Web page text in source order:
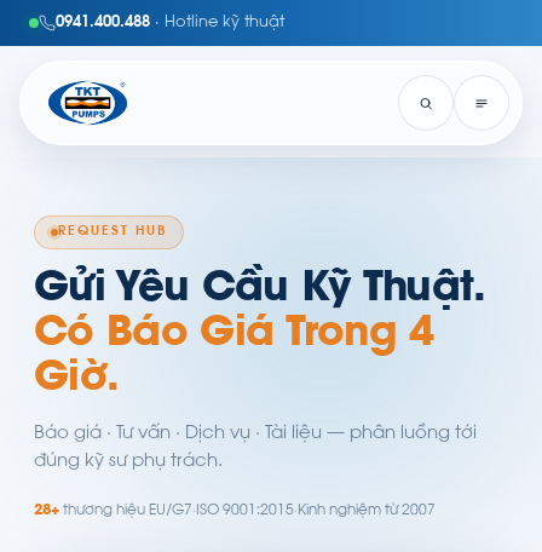
0941.400.488 · Hotline kỹ thuật
REQUEST HUB
Gửi Yêu Cầu Kỹ Thuật.
Có Báo Giá Trong 4
Giờ.
Báo giá · Tư vấn · Dịch vụ · Tài liệu — phân luồng tới
đúng kỹ sư phụ trách.
28+ thương hiệu EU/G7· ISO 9001:2015· Kinh nghiệm từ 2007